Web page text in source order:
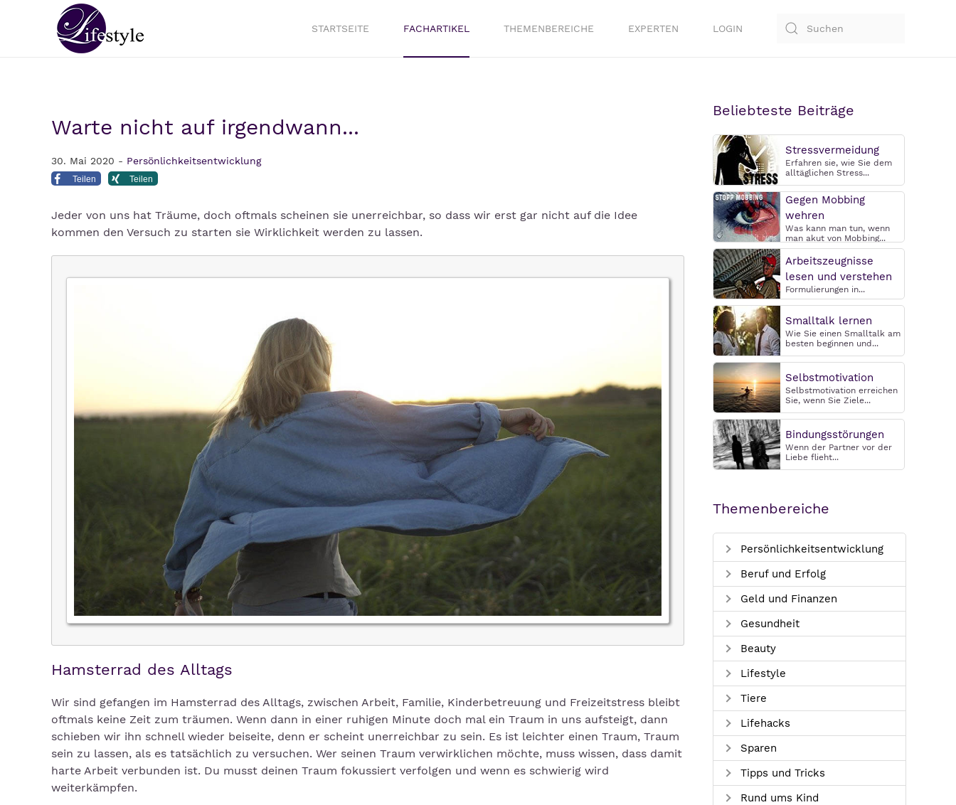
STARTSEITE FACHARTIKEL THEMENBEREICHE EXPERTEN LOGIN
Warte nicht auf irgendwann...
30. Mai 2020 - Persönlichkeitsentwicklung
Teilen Teilen
Jeder von uns hat Träume, doch oftmals scheinen sie unerreichbar, so dass wir erst gar nicht auf die Idee
kommen den Versuch zu starten sie Wirklichkeit werden zu lassen.
Hamsterrad des Alltags
Wir sind gefangen im Hamsterrad des Alltags, zwischen Arbeit, Familie, Kinderbetreuung und Freizeitstress bleibt
oftmals keine Zeit zum träumen. Wenn dann in einer ruhigen Minute doch mal ein Traum in uns aufsteigt, dann
schieben wir ihn schnell wieder beiseite, denn er scheint unerreichbar zu sein. Es ist leichter einen Traum, Traum
sein zu lassen, als es tatsächlich zu versuchen. Wer seinen Traum verwirklichen möchte, muss wissen, dass damit
harte Arbeit verbunden ist. Du musst deinen Traum fokussiert verfolgen und wenn es schwierig wird
weiterkämpfen.
Beliebteste Beiträge
Stressvermeidung
Erfahren sie, wie Sie dem
alltäglichen Stress...
Gegen Mobbing
wehren
Was kann man tun, wenn
man akut von Mobbing...
Arbeitszeugnisse
lesen und verstehen
Formulierungen in...
Smalltalk lernen
Wie Sie einen Smalltalk am
besten beginnen und...
Selbstmotivation
Selbstmotivation erreichen
Sie, wenn Sie Ziele...
Bindungsstörungen
Wenn der Partner vor der
Liebe flieht...
Themenbereiche
Persönlichkeitsentwicklung
Beruf und Erfolg
Geld und Finanzen
Gesundheit
Beauty
Lifestyle
Tiere
Lifehacks
Sparen
Tipps und Tricks
Rund ums Kind